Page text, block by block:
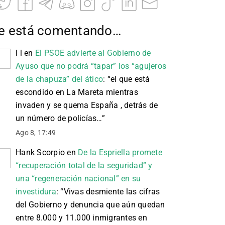
está comentando…
l l en El PSOE advierte al Gobierno de
Ayuso que no podrá “tapar” los “agujeros
de la chapuza” del ático: “el que está
escondido en La Mareta mientras
invaden y se quema España , detrás de
un número de policías…”
Ago 8, 17:49
Hank Scorpio en De la Espriella promete
“recuperación total de la seguridad” y
una “regeneración nacional” en su
investidura: “Vivas desmiente las cifras
del Gobierno y denuncia que aún quedan
entre 8.000 y 11.000 inmigrantes en